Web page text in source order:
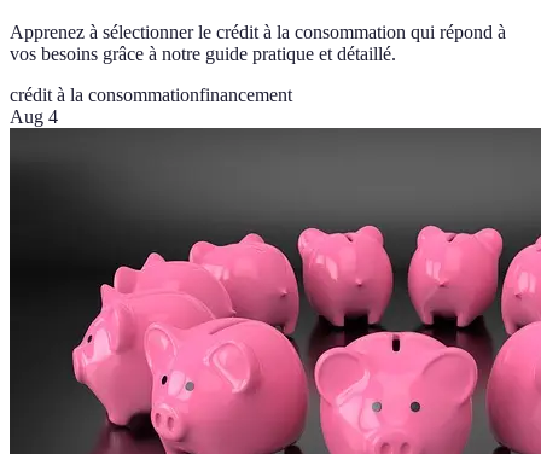
Apprenez à sélectionner le crédit à la consommation qui répond à
vos besoins grâce à notre guide pratique et détaillé.
crédit à la consommationfinancement
Aug 4